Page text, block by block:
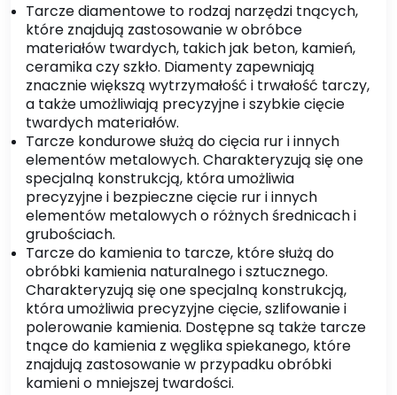
Tarcze diamentowe to rodzaj narzędzi tnących,
które znajdują zastosowanie w obróbce
materiałów twardych, takich jak beton, kamień,
ceramika czy szkło. Diamenty zapewniają
znacznie większą wytrzymałość i trwałość tarczy,
a także umożliwiają precyzyjne i szybkie cięcie
twardych materiałów.
Tarcze kondurowe służą do cięcia rur i innych
elementów metalowych. Charakteryzują się one
specjalną konstrukcją, która umożliwia
precyzyjne i bezpieczne cięcie rur i innych
elementów metalowych o różnych średnicach i
grubościach.
Tarcze do kamienia to tarcze, które służą do
obróbki kamienia naturalnego i sztucznego.
Charakteryzują się one specjalną konstrukcją,
która umożliwia precyzyjne cięcie, szlifowanie i
polerowanie kamienia. Dostępne są także tarcze
tnące do kamienia z węglika spiekanego, które
znajdują zastosowanie w przypadku obróbki
kamieni o mniejszej twardości.